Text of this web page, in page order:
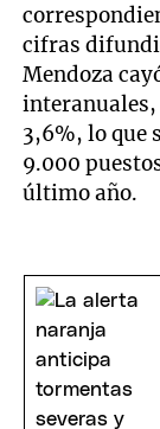
cifras
Mendoza
interanuales,
3,6%, lo que
9.000
último año.